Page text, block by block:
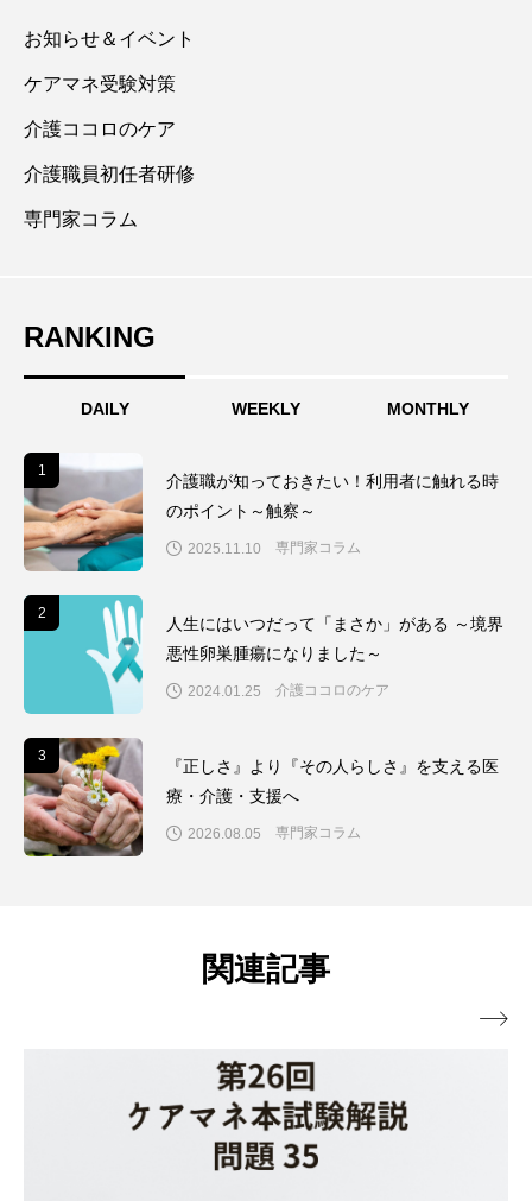
ネル【ケアマネ合格革命・三方憲子】で授業動画を配
を超える。ポイントを絞った「分かりやすさ」重視で
視聴リピーターが多数存在する。
お知らせ＆イベント
ケアマネ受験対策
介護ココロのケア
介護職員初任者研修
専門家コラム
RANKING
DAILY WEEKLY MONTHLY
1
介護職が知っておきたい！利用者に触れる時
のポイント～触察～
2025.11.10 専門家コラム
2
人生にはいつだって「まさか」がある ～境界
悪性卵巣腫瘍になりました～
2024.01.25 介護ココロのケア
3
『正しさ』より『その人らしさ』を支える医
療・介護・支援へ
2026.08.05 専門家コラム
関連記事
